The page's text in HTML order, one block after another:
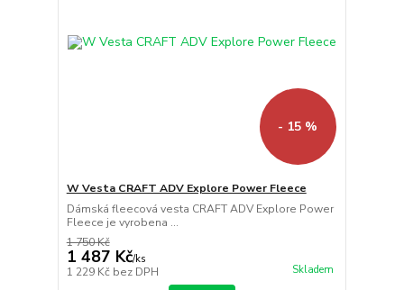
- 15 %
W Vesta CRAFT ADV Explore Power Fleece
Dámská fleecová vesta CRAFT ADV Explore Power
Fleece je vyrobena ...
1 750 Kč
1 487 Kč/ks
1 229 Kč bez DPH Skladem